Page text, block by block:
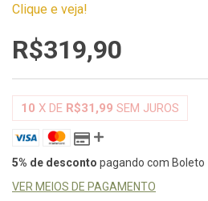
Clique e veja!
R$319,90
10 X DE R$31,99 SEM JUROS
5% de desconto pagando com Boleto
VER MEIOS DE PAGAMENTO